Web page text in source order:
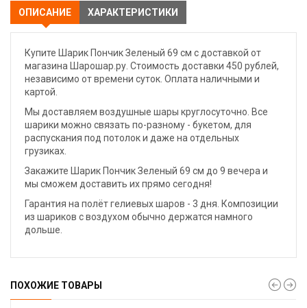
ОПИСАНИЕ ХАРАКТЕРИСТИКИ
Купите Шарик Пончик Зеленый 69 см с доставкой от
магазина Шарошар.ру. Стоимость доставки 450 рублей,
независимо от времени суток. Оплата наличными и
картой.
Мы доставляем воздушные шары круглосуточно. Все
шарики можно связать по-разному - букетом, для
распускания под потолок и даже на отдельных
грузиках.
Закажите Шарик Пончик Зеленый 69 см до 9 вечера и
мы сможем доставить их прямо сегодня!
Гарантия на полёт гелиевых шаров - 3 дня. Композиции
из шариков с воздухом обычно держатся намного
дольше.
ПОХОЖИЕ ТОВАРЫ